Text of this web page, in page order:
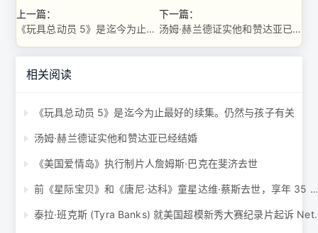
上一篇：
《玩具总动员 5》是迄今为止最好的续集。仍然与孩子有关
下一篇：
汤姆·赫兰德证实他和赞达亚已经结婚
相关阅读
《玩具总动员 5》是迄今为止最好的续集。仍然与孩子有关
汤姆·赫兰德证实他和赞达亚已经结婚
《美国爱情岛》执行制片人詹姆斯·巴克在斐济去世
前《星际宝贝》和《唐尼·达科》童星达维·蔡斯去世，享年 35 岁 ...
泰拉·班克斯 (Tyra